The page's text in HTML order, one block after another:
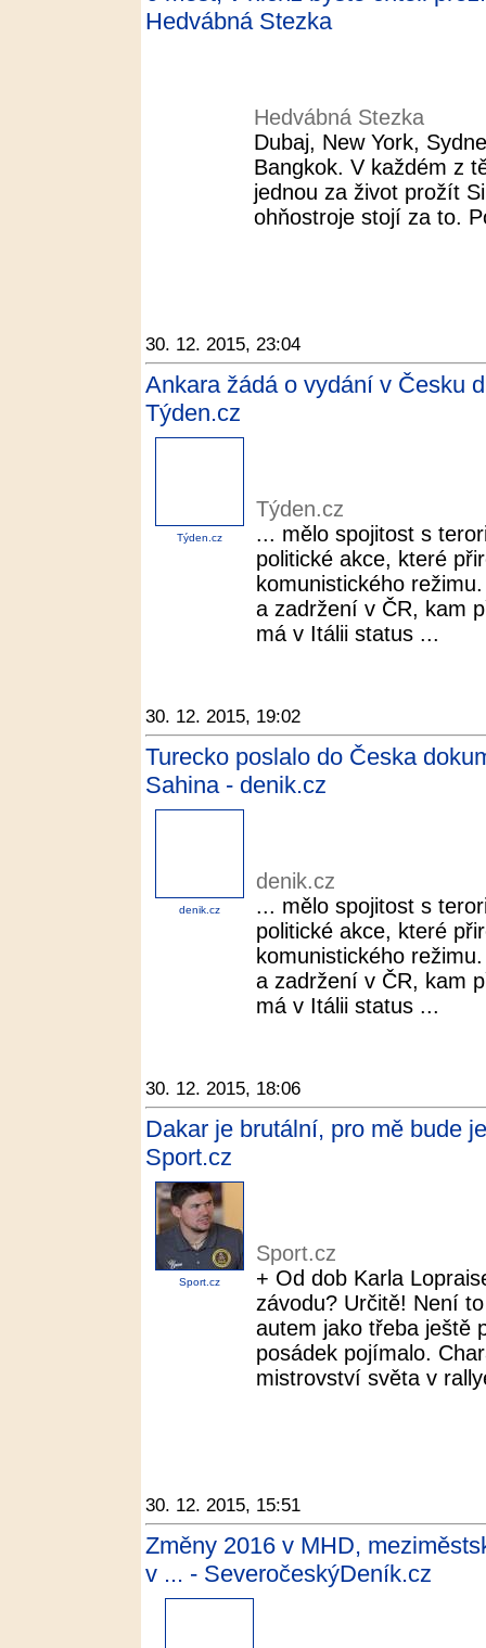
Hedvábná Stezka
Hedvábná Stezka
Dubaj, New York,
Bangkok. V každém z
jednou za život prožít
ohňostroje stojí za to.
30. 12. 2015, 23:04
Ankara žádá o vydání v Česku
Týden.cz
Týden.cz
Týden.cz
... mělo spojitost s
politické akce, které
komunistického
a zadržení v ČR, kam
má v Itálii status ...
30. 12. 2015, 19:02
Turecko poslalo do Česka
Sahina - denik.cz
denik.cz
denik.cz
... mělo spojitost s
politické akce, které
komunistického
a zadržení v ČR, kam
má v Itálii status ...
30. 12. 2015, 18:06
Dakar je brutální, pro mě bude
Sport.cz
Sport.cz
Sport.cz
+ Od dob Karla
závodu? Určitě! Není
autem jako třeba ještě
posádek pojímalo.
mistrovství světa v
30. 12. 2015, 15:51
Změny 2016 v MHD,
v ... - SeveročeskýDeník.cz